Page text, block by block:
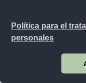
Política para el
personales
Sánchez y